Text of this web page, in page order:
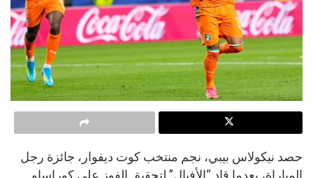
حصد نيكولاس بيبي، نجم منتخب كوت ديفوار، جائزة رجل